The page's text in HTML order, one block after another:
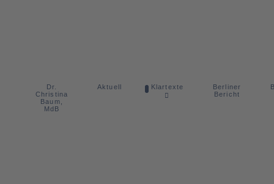
Dr.
Christina
Baum,
MdB
Aktuell Klartexte
Berliner
Bericht